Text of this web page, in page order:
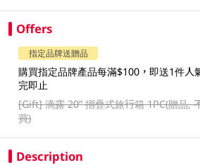
Offers
指定品牌送贈品
購買指定品牌產品每滿$100，即送1件人
完即止
[Gift]滴露 20” 摺疊式旅行箱 1PC(贈品,
買)
Description